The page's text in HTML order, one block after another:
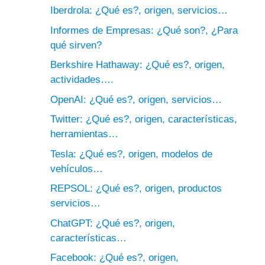
Iberdrola: ¿Qué es?, origen, servicios…
Informes de Empresas: ¿Qué son?, ¿Para
qué sirven?
Berkshire Hathaway: ¿Qué es?, origen,
actividades….
OpenAI: ¿Qué es?, origen, servicios…
Twitter: ¿Qué es?, origen, características,
herramientas…
Tesla: ¿Qué es?, origen, modelos de
vehículos…
REPSOL: ¿Qué es?, origen, productos
servicios…
ChatGPT: ¿Qué es?, origen,
características…
Facebook: ¿Qué es?, origen,